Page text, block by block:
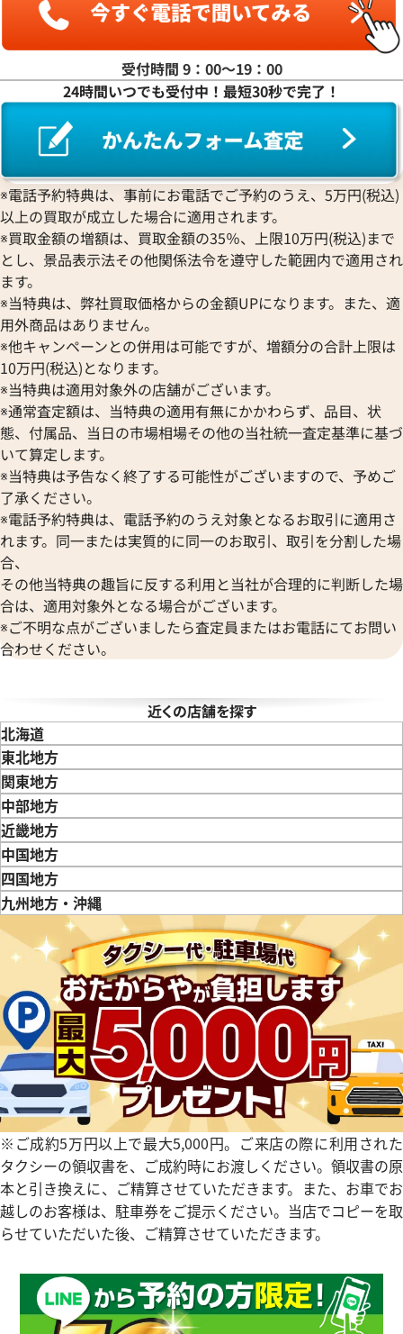
リップ ゴンドーロ 5010G-
文字盤
格
合わせください
015
参考買取価格
価格はお問い合わせください
ィリップ カラトラバ 5010J-
格
パテック フィリップ ゴンド
ヤ 3842P ホワイト
参考買取価格
1,386,000円
ィリップ ゴンドーロ 3842R
格
合わせください
電話で聞く
パテックフィリップ ゴンドー
001
参考買取価格
価格はお問い合わせください
電話で聞く
EDOX
エドックス
EBERHARD
エベラール
EBEL
エベル
EPOS
Hermes
エルメス
OMEGA
オメガ
ORIENT
オリエント
ORIS
オリス
Audemars Piguet
オーデマ ピゲ
Vacheron Constantin
ヴァシュロン・コンスタンタン
Van Cleef & Arpels
ヴァンクリーフ＆アーペル
Versace
ヴェルサーチ
Wempe
グラハム
グランドセイコー
CORUM
コルム
Concord
コンコルド
Jaeger-LeCoultre
ジャケ・ドロー
Girard-Perregaux
ジラール・ペルゴ
Sinn
ジン
STOWA
ストーヴァ
SEIKO
セイコー
CENTURY
センチュリー
ZENITH
ゼニス
PIERRE KUNZ
ピエール・クンツ
FRANCK MULLER
フランク ミュラー
BOUCHERON
ブシュロン
BREITLING
ブライトリング
Blancpain
ブランパン
BVLGARI
ブルガリ
Breguet
ブレゲ
BULOVA
ブローバ
Bell & Ross
ベル＆ロス
BAUME＆MERCIER
ボーム＆メルシエ
BALL Watch
ボール ウォッチ
ROGER DUBUIS
ロジェ・デュブイ
ROLEX
ロレックス
LONGINES
ロンジン
受付時間 9：00〜19：00
24時間いつでも受付中！最短30秒で完了！
※電話予約特典は、事前にお電話でご予約のうえ、5万円(税込)
以上の買取が成立した場合に適用されます。
※買取金額の増額は、買取金額の35％、上限10万円(税込)まで
とし、景品表示法その他関係法令を遵守した範囲内で適用され
ます。
※当特典は、弊社買取価格からの金額UPになります。また、適
用外商品はありません。
※他キャンペーンとの併用は可能ですが、増額分の合計上限は
10万円(税込)となります。
※当特典は適用対象外の店舗がございます。
※通常査定額は、当特典の適用有無にかかわらず、品目、状
態、付属品、当日の市場相場その他の当社統一査定基準に基づ
いて算定します。
※当特典は予告なく終了する可能性がございますので、予めご
了承ください。
※電話予約特典は、電話予約のうえ対象となるお取引に適用さ
れます。同一または実質的に同一のお取引、取引を分割した場
合、
その他当特典の趣旨に反する利用と当社が合理的に判断した場
合は、適用対象外となる場合がございます。
※ご不明な点がございましたら査定員またはお電話にてお問い
合わせください。
近くの店舗を探す
北海道
東北地方
青森県岩手県
関東地方
東京都神奈川県
中部地方
新潟県富山県
近畿地方
三重県滋賀県
中国地方
鳥取県島根県
四国地方
徳島県香川県愛媛県
九州地方・沖縄
福岡県
佐賀県 長崎県 熊本県大分県宮崎県鹿児島県
※ご成約5万円以上で最大5,000円。ご来店の際に利用された
タクシーの領収書を、ご成約時にお渡しください。領収書の原
本と引き換えに、ご精算させていただきます。また、お車でお
越しのお客様は、駐車券をご提示ください。当店でコピーを取
らせていただいた後、ご精算させていただきます。